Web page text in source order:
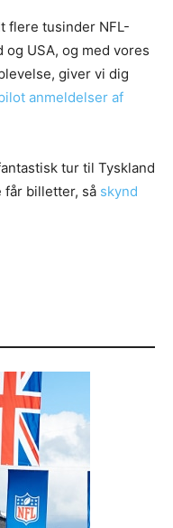
flere tusinder NFL-
USA, og med vores
giver vi dig
anmeldelser af
tur til Tyskland
får billetter, så skynd